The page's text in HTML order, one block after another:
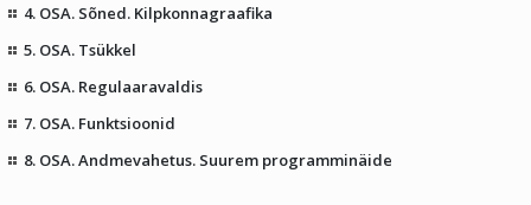
4. OSA. Sõned. Kilpkonnagraafika
5. OSA. Tsükkel
6. OSA. Regulaaravaldis
7. OSA. Funktsioonid
8. OSA. Andmevahetus. Suurem programminäide